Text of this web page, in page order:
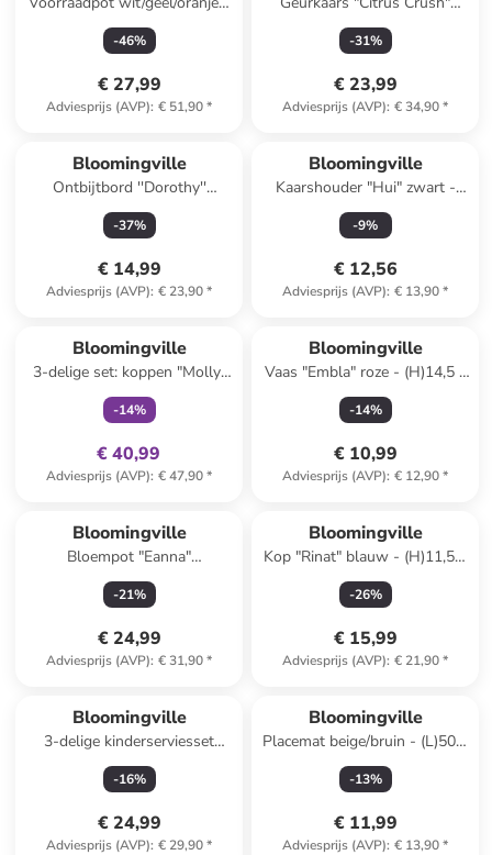
(H)12 x Ø 11 cm
-46%
€ 27,99
Adviesprijs (AVP): € 51,90*
lichtblauw - 335 g
-31%
€ 23,99
Adviesprijs (AVP): € 34,90*
Bloomingville
Ontbijtbord ''Dorothy''
wit/blauw/lichtroze - Ø 20 cm
-37%
€ 14,99
Adviesprijs (AVP): € 23,90*
Bloomingville
Kaarshouder "Hui" zwart -
(H)41 x Ø 7 cm
-9%
€ 12,56
Adviesprijs (AVP): € 13,90*
Bloomingville
3-delige set: koppen "Molly"
-14%
€ 40,99
Adviesprijs (AVP): € 47,90*
Bloomingville
Vaas "Embla" roze - (H)14,5 x
Ø 6 cm
-14%
€ 10,99
Adviesprijs (AVP): € 12,90*
Bloomingville
Bloempot "Eanna"
wit/meerkleurig - (H)8 x Ø
12,5 cm
-21%
€ 24,99
Adviesprijs (AVP): € 31,90*
Bloomingville
Kop "Rinat" blauw - (H)11,5 x
Ø 9,5 cm
-26%
€ 15,99
Adviesprijs (AVP): € 21,90*
Bloomingville
3-delige kinderserviesset
crème
-16%
€ 24,99
Adviesprijs (AVP): € 29,90*
Bloomingville
Placemat beige/bruin - (L)50 x
(B)35 cm
-13%
€ 11,99
Adviesprijs (AVP): € 13,90*